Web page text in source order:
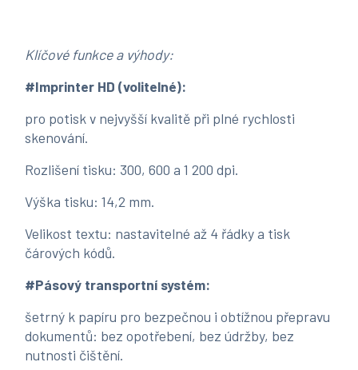
Klíčové funkce a výhody:
#Imprinter HD (volitelné):
pro potisk v nejvyšší kvalitě při plné rychlosti
skenování.
Rozlišení tisku: 300, 600 a 1 200 dpi.
Výška tisku: 14,2 mm.
Velikost textu: nastavitelné až 4 řádky a tisk
čárových kódů.
#Pásový transportní systém:
šetrný k papíru pro bezpečnou i obtížnou přepravu
dokumentů: bez opotřebení, bez údržby, bez
nutnosti čištění.